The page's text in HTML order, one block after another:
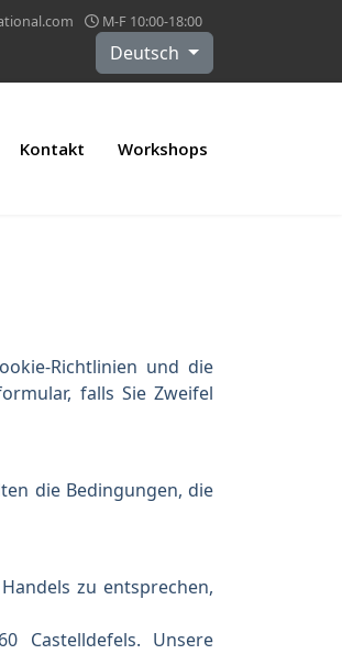
M-F 10:00-18:00
Sprache auswählen
Deutsch
Kontakt Workshops
Richtlinien und die
falls Sie Zweifel
die Bedingungen, die
zu entsprechen,
Castelldefels. Unsere